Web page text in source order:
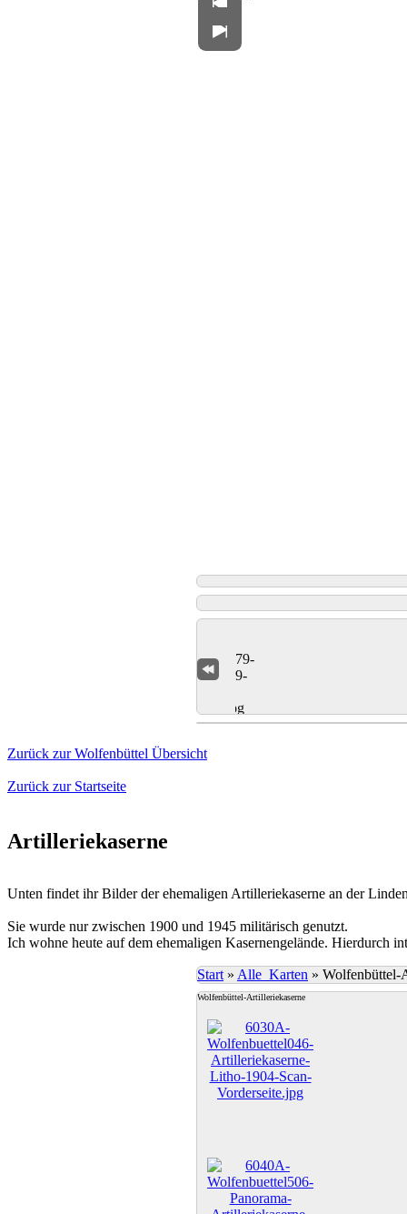
Zurück zur Wolfenbüttel Übersicht
Zurück zur Startseite
Artilleriekaserne
Unten findet ihr Bilder der ehemaligen Artilleriekaserne an der
Sie wurde nur zwischen 1900 und 1945 militärisch genutzt.
Ich wohne heute auf dem ehemaligen Kasernengelände. Hierdurch
Start» Alle_Karten » Wolfenbüttel-
Wolfenbüttel-Artilleriekaserne